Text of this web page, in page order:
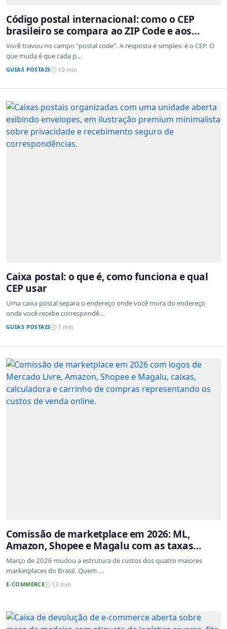
Código postal internacional: como o CEP
brasileiro se compara ao ZIP Code e aos
sistemas de outros países
Você travou no campo "postal code". A resposta é simples: é o CEP. O
que muda é que cada p...
GUIAS POSTAIS 10 min
Caixa postal: o que é, como funciona e qual
CEP usar
Uma caixa postal separa o endereço onde você mora do endereço
onde você recebe correspondê...
GUIAS POSTAIS 7 min
Comissão de marketplace em 2026: ML,
Amazon, Shopee e Magalu com as taxas
atualizadas
Março de 2026 mudou a estrutura de custos dos quatro maiores
marketplaces do Brasil. Quem ...
E-COMMERCE 13 min